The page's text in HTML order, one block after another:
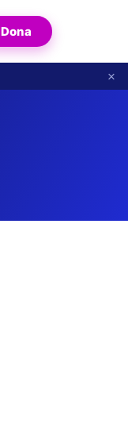
Dona
×